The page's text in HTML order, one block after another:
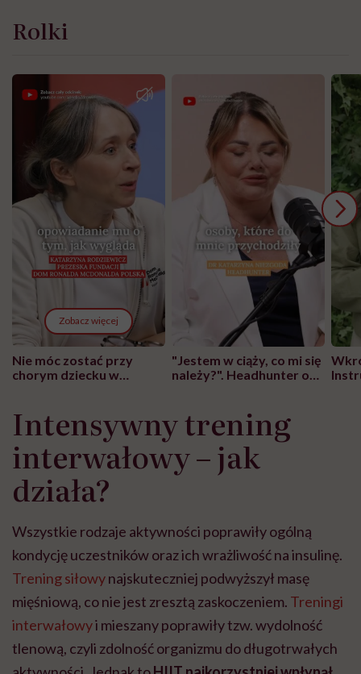
Rolki
Zobacz więcej
Nie móc zostać przy
chorym dziecku w
może chyba tylko
głupota i brak
wyobraźni"
"Jestem w ciąży, co mi się
należy?". Headhunter o
pracy
Intensywny trening
interwałowy – jak
działa?
Wszystkie rodzaje aktywności poprawiły ogólną
kondycję uczestników oraz ich wrażliwość na insulinę.
Trening siłowynajskuteczniej podwyższył masę
mięśniową, co nie jest zresztą zaskoczeniem. Treningi
interwałowyi mieszany poprawiły tzw. wydolność
tlenową, czyli zdolność organizmu do długotrwałych